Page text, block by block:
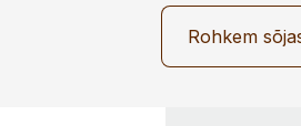
Rohkem